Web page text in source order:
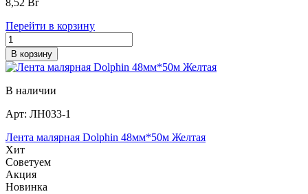
8,52 Br
Перейти в корзину
В корзину
В наличии
Арт: ЛН033-1
Лента малярная Dolphin 48мм*50м Желтая
Хит
Советуем
Акция
Новинка